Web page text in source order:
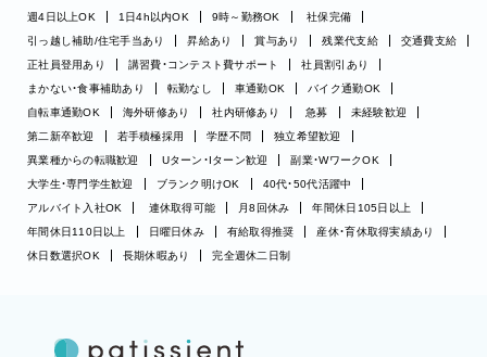
週4日以上OK
1日4h以内OK 9時～勤務OK
社保完備
引っ越し補助/住宅手当あり
昇給あり 賞与あり 残業代支給
交通費支給
正社員登用あり
講習費・コンテスト費サポート
社員割引あり
まかない・食事補助あり
転勤なし 車通勤OK
バイク通勤OK
自転車通勤OK
海外研修あり 社内研修あり 急募
未経験歓迎
第二新卒歓迎
若手積極採用 学歴不問
独立希望歓迎
異業種からの転職歓迎
Uターン・Iターン歓迎
副業・WワークOK
大学生・専門学生歓迎
ブランク明けOK
40代・50代活躍中
アルバイト入社OK
連休取得可能 月8回休み
年間休日105日以上
年間休日110日以上
日曜日休み 有給取得推奨
産休・育休取得実績あり
休日数選択OK
長期休暇あり 完全週休二日制